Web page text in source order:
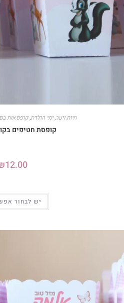
חיות ויער,ימי הולדת,קופסאות
קופסת חטיפים
12.00
יש לבחור